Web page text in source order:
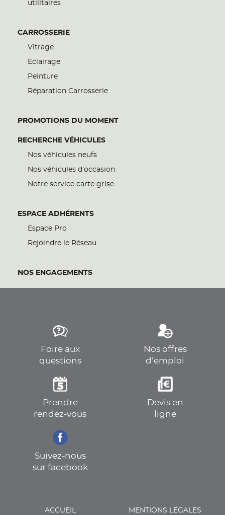
utilitaires
CARROSSERIE
Vitrage
Eclairage
Peinture
Réparation Carrosserie
PROMOTIONS DU MOMENT
RECHERCHE VÉHICULES
Nos véhicules neufs
Nos véhicules d’occasion
Notre service carte grise
ESPACE ADHÉRENTS
Espace Pro
Rejoindre le Réseau
NOS ENGAGEMENTS
Foire aux
questions
Nos offres
d’emploi
Prendre
rendez-vous
Devis en
ligne
Suivez-nous
sur facebook
ACCUEIL MENTIONS LÉGALES